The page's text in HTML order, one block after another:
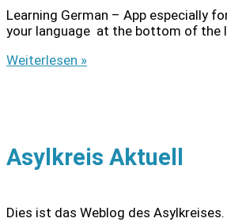
Learning German – App especially
your language at the bottom of the
Learning
Weiterlesen »
Asylkreis Aktuell
Dies ist das Weblog des